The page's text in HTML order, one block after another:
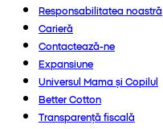
Responsabilitatea noastră
Carieră
Contactează-ne
Expansiune
Universul Mama și Copilul
Better Cotton
Transparență fiscală